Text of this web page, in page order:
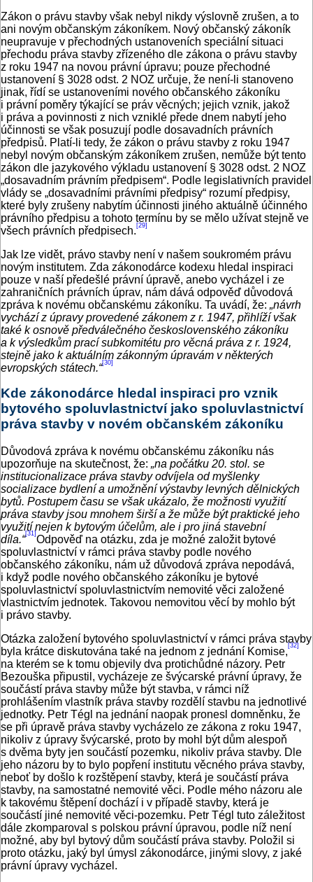
Zákon o právu stavby však nebyl nikdy výslovně zrušen, a to
ani novým občanským zákoníkem. Nový občanský zákoník
neupravuje v přechodných ustanoveních speciální situaci
přechodu práva stavby zřízeného dle zákona o právu stavby
z roku 1947 na novou právní úpravu; pouze přechodné
ustanovení § 3028 odst. 2 NOZ určuje, že není‑li stanoveno
jinak, řídí se ustanoveními nového občanského zákoníku
i právní poměry týkající se práv věcných; jejich vznik, jakož
i práva a povinnosti z nich vzniklé přede dnem nabytí jeho
účinnosti se však posuzují podle dosavadních právních
předpisů. Platí‑li tedy, že zákon o právu stavby z roku 1947
nebyl novým občanským zákoníkem zrušen, nemůže být tento
zákon dle jazykového výkladu ustanovení § 3028 odst. 2 NOZ
„dosavadním právním předpisem“. Podle legislativních pravidel
vlády se „dosavadními právními předpisy“ rozumí předpisy,
které byly zrušeny nabytím účinnosti jiného aktuálně účinného
právního předpisu a tohoto termínu by se mělo užívat stejně ve
všech právních předpisech. [29]
Jak lze vidět, právo stavby není v našem soukromém právu
novým institutem. Zda zákonodárce kodexu hledal inspiraci
pouze v naší předešlé právní úpravě, anebo vycházel i ze
zahraničních právních úprav, nám dává odpověď důvodová
zpráva k novému občanskému zákoníku. Ta uvádí, že: „návrh
vychází z úpravy provedené zákonem z r. 1947, přihlíží však
také k osnově předválečného československého zákoníku
a k výsledkům prací subkomitétu pro věcná práva z r. 1924,
stejně jako k aktuálním zákonným úpravám v některých
evropských státech.“[30]
Kde zákonodárce hledal inspiraci pro vznik
bytového spoluvlastnictví jako spoluvlastnictví
práva stavby v novém občanském zákoníku
Důvodová zpráva k novému občanskému zákoníku nás
upozorňuje na skutečnost, že: „na počátku 20. stol. se
institucionalizace práva stavby odvíjela od myšlenky
socializace bydlení a umožnění výstavby levných dělnických
bytů. Postupem času se však ukázalo, že možnosti využití
práva stavby jsou mnohem širší a že může být praktické jeho
využití nejen k bytovým účelům, ale i pro jiná stavební
díla.“[31] Odpověď na otázku, zda je možné založit bytové
spoluvlastnictví v rámci práva stavby podle nového
občanského zákoníku, nám už důvodová zpráva nepodává,
i když podle nového občanského zákoníku je bytové
spoluvlastnictví spoluvlastnictvím nemovité věci založené
vlastnictvím jednotek. Takovou nemovitou věcí by mohlo být
i právo stavby.
Otázka založení bytového spoluvlastnictví v rámci práva stavby
byla krátce diskutována také na jednom z jednání Komise, [32]
na kterém se k tomu objevily dva protichůdné názory. Petr
Bezouška připustil, vycházeje ze švýcarské právní úpravy, že
součástí práva stavby může být stavba, v rámci níž
prohlášením vlastník práva stavby rozdělí stavbu na jednotlivé
jednotky. Petr Tégl na jednání naopak pronesl domněnku, že
se při úpravě práva stavby vycházelo ze zákona z roku 1947,
nikoliv z úpravy švýcarské, proto by mohl být dům alespoň
s dvěma byty jen součástí pozemku, nikoliv práva stavby. Dle
jeho názoru by to bylo popření institutu věcného práva stavby,
neboť by došlo k rozštěpení stavby, která je součástí práva
stavby, na samostatné nemovité věci. Podle mého názoru ale
k takovému štěpení dochází i v případě stavby, která je
součástí jiné nemovité věci‑pozemku. Petr Tégl tuto záležitost
dále zkomparoval s polskou právní úpravou, podle níž není
možné, aby byl bytový dům součástí práva stavby. Položil si
proto otázku, jaký byl úmysl zákonodárce, jinými slovy, z jaké
právní úpravy vycházel.